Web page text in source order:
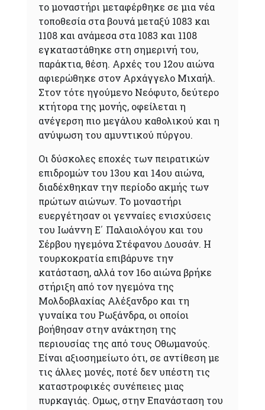
το μοναστήρι μεταφέρθηκε σε μια νέα
τοποθεσία στα βουνά μεταξύ 1083 και
1108 και ανάμεσα στα 1083 και 1108
εγκαταστάθηκε στη σημερινή του,
παράκτια, θέση. Αρχές του 12ου αιώνα
αφιερώθηκε στον Αρχάγγελο Μιχαήλ.
Στον τότε ηγούμενο Νεόφυτο, δεύτερο
κτήτορα της μονής, οφείλεται η
ανέγερση πιο μεγάλου καθολικού και η
ανύψωση του αμυντικού πύργου.
Οι δύσκολες εποχές των πειρατικών
επιδρομών του 13ου και 14ου αιώνα,
διαδέχθηκαν την περίοδο ακμής των
πρώτων αιώνων. Το μοναστήρι
ευεργέτησαν οι γενναίες ενισχύσεις
του Ιωάννη Ε΄ Παλαιολόγου και του
Σέρβου ηγεµόνα Στέφανου ∆ουσάν. Η
τουρκοκρατία επιβάρυνε την
κατάσταση, αλλά τον 16ο αιώνα βρήκε
στήριξη από τον ηγεμόνα της
Μολδοβλαχίας Αλέξανδρο και τη
γυναίκα του Ρωξάνδρα, οι οποίοι
βοήθησαν στην ανάκτηση της
περιουσίας της από τους Οθωμανούς.
Είναι αξιοσημείωτο ότι, σε αντίθεση με
τις άλλες μονές, ποτέ δεν υπέστη τις
καταστροφικές συνέπειες μιας
πυρκαγιάς. Ομως, στην Επανάσταση του